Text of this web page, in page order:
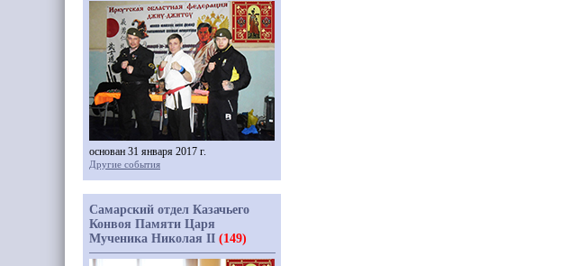
основан 31 января 2017 г.
Другие события
Самарский отдел Казачьего
Конвоя Памяти Царя
Мученика Николая II (149)